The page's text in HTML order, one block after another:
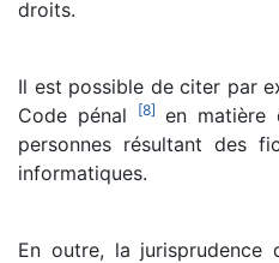
droits.
Il est possible de citer par
Code pénal
[8] en matière
personnes résultant des
informatiques.
En outre, la